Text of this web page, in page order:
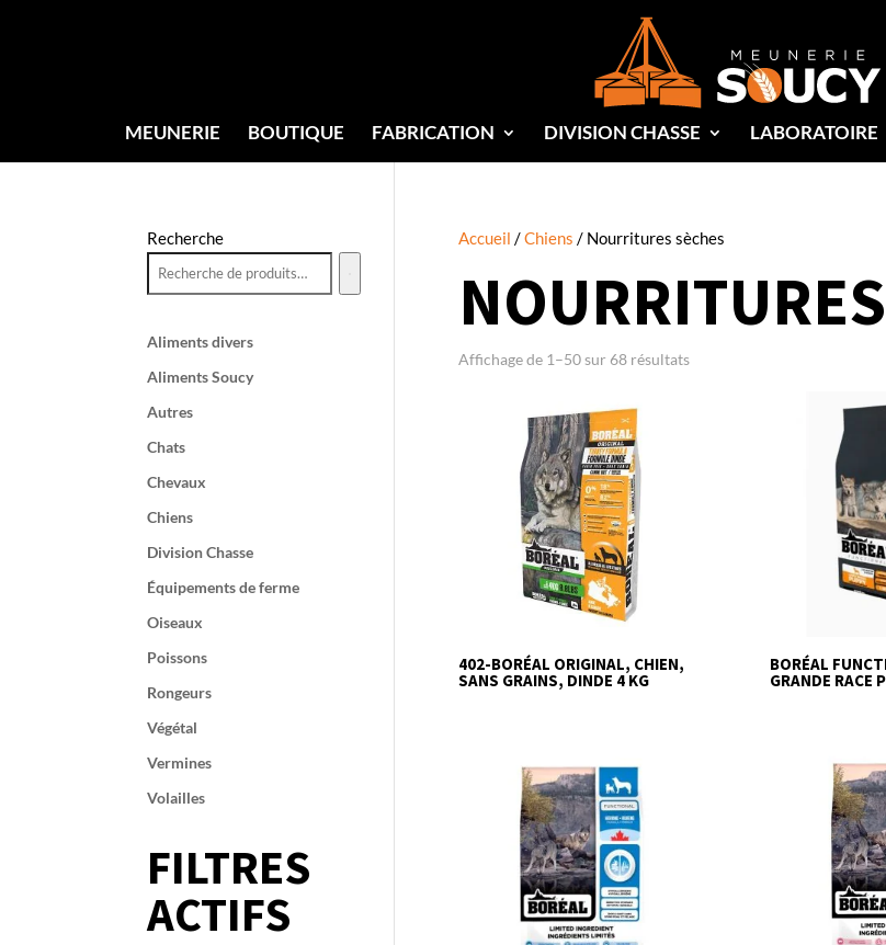
MEUNERIE BOUTIQUE FABRICATION DIVISION CHASSE LABORATOIRE
Accueil /Chiens / Nourritures sèches
Affichage de 1–50 sur 68 résultats
402-BORÉAL ORIGINAL, CHIEN,
SANS GRAINS, DINDE 4 KG
BORÉAL
GRANDE RACE
Recherche
Aliments divers
Aliments Soucy
Autres
Chats
Chevaux
Chiens
Division Chasse
Équipements de ferme
Oiseaux
Poissons
Rongeurs
Végétal
Vermines
Volailles
FILTRES
ACTIFS